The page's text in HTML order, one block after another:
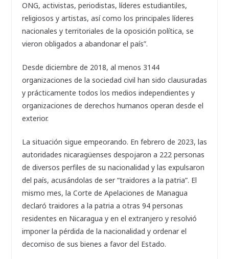
ONG, activistas, periodistas, líderes estudiantiles,
religiosos y artistas, así como los principales líderes
nacionales y territoriales de la oposición política, se
vieron obligados a abandonar el país”.
Desde diciembre de 2018, al menos 3144
organizaciones de la sociedad civil han sido clausuradas
y prácticamente todos los medios independientes y
organizaciones de derechos humanos operan desde el
exterior.
La situación sigue empeorando. En febrero de 2023, las
autoridades nicaragüenses despojaron a 222 personas
de diversos perfiles de su nacionalidad y las expulsaron
del país, acusándolas de ser “traidores a la patria”. El
mismo mes, la Corte de Apelaciones de Managua
declaró traidores a la patria a otras 94 personas
residentes en Nicaragua y en el extranjero y resolvió
imponer la pérdida de la nacionalidad y ordenar el
decomiso de sus bienes a favor del Estado.